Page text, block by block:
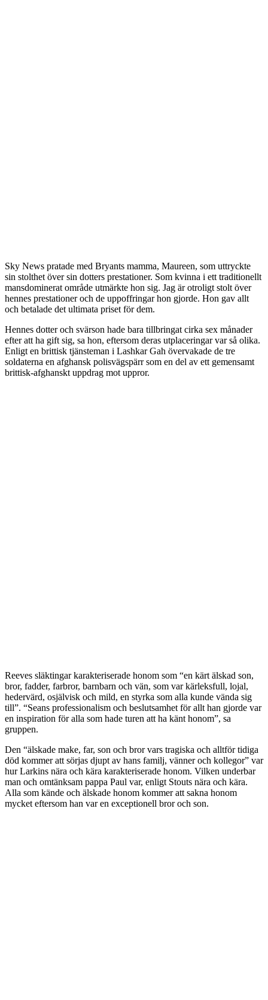
Sky News pratade med Bryants mamma, Maureen, som uttryckte
sin stolthet över sin dotters prestationer. Som kvinna i ett traditionellt
mansdominerat område utmärkte hon sig. Jag är otroligt stolt över
hennes prestationer och de uppoffringar hon gjorde. Hon gav allt
och betalade det ultimata priset för dem.
Hennes dotter och svärson hade bara tillbringat cirka sex månader
efter att ha gift sig, sa hon, eftersom deras utplaceringar var så olika.
Enligt en brittisk tjänsteman i Lashkar Gah övervakade de tre
soldaterna en afghansk polisvägspärr som en del av ett gemensamt
brittisk-afghanskt uppdrag mot uppror.
Reeves släktingar karakteriserade honom som “en kärt älskad son,
bror, fadder, farbror, barnbarn och vän, som var kärleksfull, lojal,
hedervärd, osjälvisk och mild, en styrka som alla kunde vända sig
till”. “Seans professionalism och beslutsamhet för allt han gjorde var
en inspiration för alla som hade turen att ha känt honom”, sa
gruppen.
Den “älskade make, far, son och bror vars tragiska och alltför tidiga
död kommer att sörjas djupt av hans familj, vänner och kollegor” var
hur Larkins nära och kära karakteriserade honom. Vilken underbar
man och omtänksam pappa Paul var, enligt Stouts nära och kära.
Alla som kände och älskade honom kommer att sakna honom
mycket eftersom han var en exceptionell bror och son.